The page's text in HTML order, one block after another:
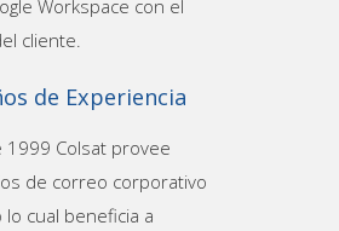
Workspace con el
cliente.
de Experiencia
1999 Colsat provee
de correo corporativo
lo cual beneficia a